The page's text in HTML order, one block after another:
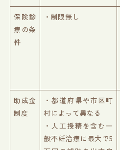
保険診
療の条
件
・制限無し
助成金
制度
・都道府県や市区町
村によって異なる
・人工授精を含む一
般不妊治療に最大で5